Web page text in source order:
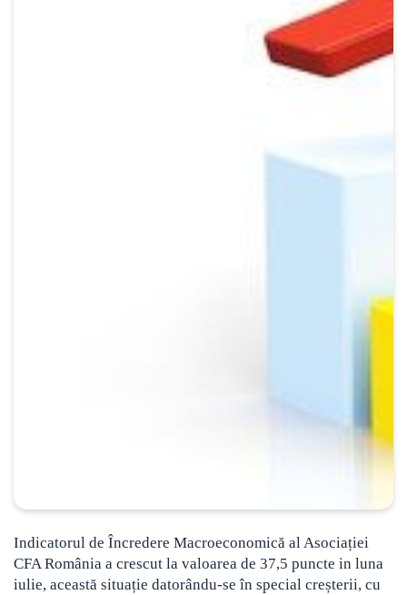
Indicatorul de Încredere Macroeconomică al Asociației
CFA România a crescut la valoarea de 37,5 puncte in luna
iulie, această situație datorându-se în special creșterii, cu